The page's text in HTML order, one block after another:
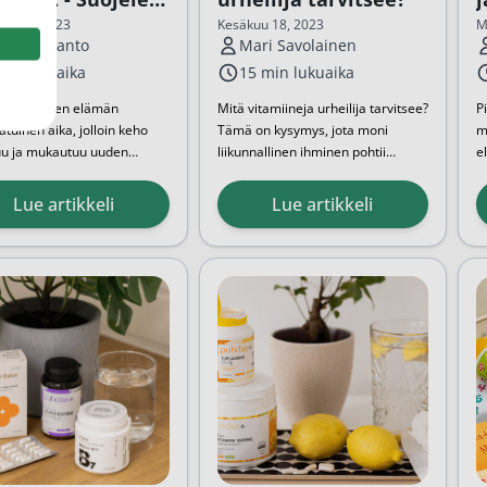
ja vauvaasi
10, 2023
Narvanto
lukuaika
on naisen elämän
aika, jolloin keho
ja mukautuu uuden
erittäin tärkeää
omasta
suoraan sekä äidin että
Mutta mitä
...
Lue artikkeli
Kesäkuu 18, 2023
Mari Savolainen
15 min lukuaika
Mitä vitamiineja urheilija tarvitsee?
Tämä on kysymys, jota moni
liikunnallinen ihminen pohtii
hivenaineet ovat välttämättömiä
monille kehomme toiminnoille. Ne
energia- ja lihastuotannossa...
Lue artikkeli